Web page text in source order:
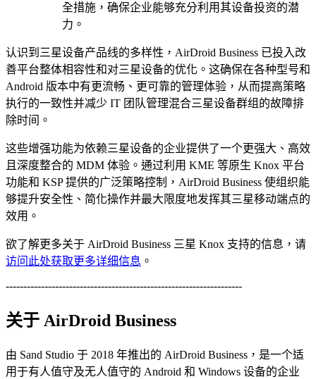
全措施，确保企业能够充分利用其设备投资的潜
力。
认识到三星设备产品线的多样性，AirDroid Business 已投入改
善平台整体相容性和对三星设备的优化。这确保在各种型号和
Android 版本中有更流畅、更可靠的管理体验，从而提高策略
执行的一致性并减少 IT 团队管理混合三星设备群组的故障排
除时间。
这些增强功能为依赖三星设备的企业提供了一个更强大、高效
且深度整合的 MDM 体验。通过利用 KME 等原生 Knox 平台
功能和 KSP 提供的广泛策略控制，AirDroid Business 使组织能
够提升安全性、简化操作并最大限度地发挥其三星移动端点的
效用。
欲了解更多关于 AirDroid Business 三星 Knox 支持的信息，请
访问此处获取更多详细信息 。
-------------------------------------------------------------------
关于 AirDroid Business
由 Sand Studio 于 2018 年推出的 AirDroid Business，是一个适
用于有人值守及无人值守的 Android 和 Windows 设备的企业